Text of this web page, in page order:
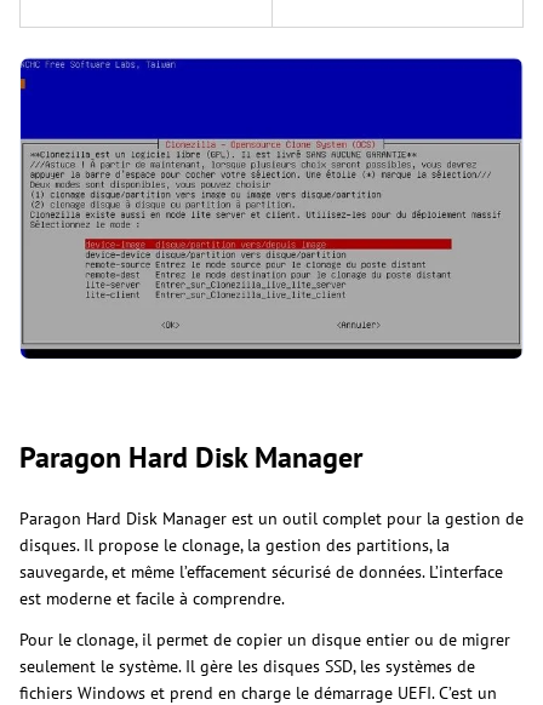
Paragon Hard Disk Manager
Paragon Hard Disk Manager est un outil complet pour la gestion de
disques. Il propose le clonage, la gestion des partitions, la
sauvegarde, et même l’effacement sécurisé de données. L’interface
est moderne et facile à comprendre.
Pour le clonage, il permet de copier un disque entier ou de migrer
seulement le système. Il gère les disques SSD, les systèmes de
fichiers Windows et prend en charge le démarrage UEFI. C’est un